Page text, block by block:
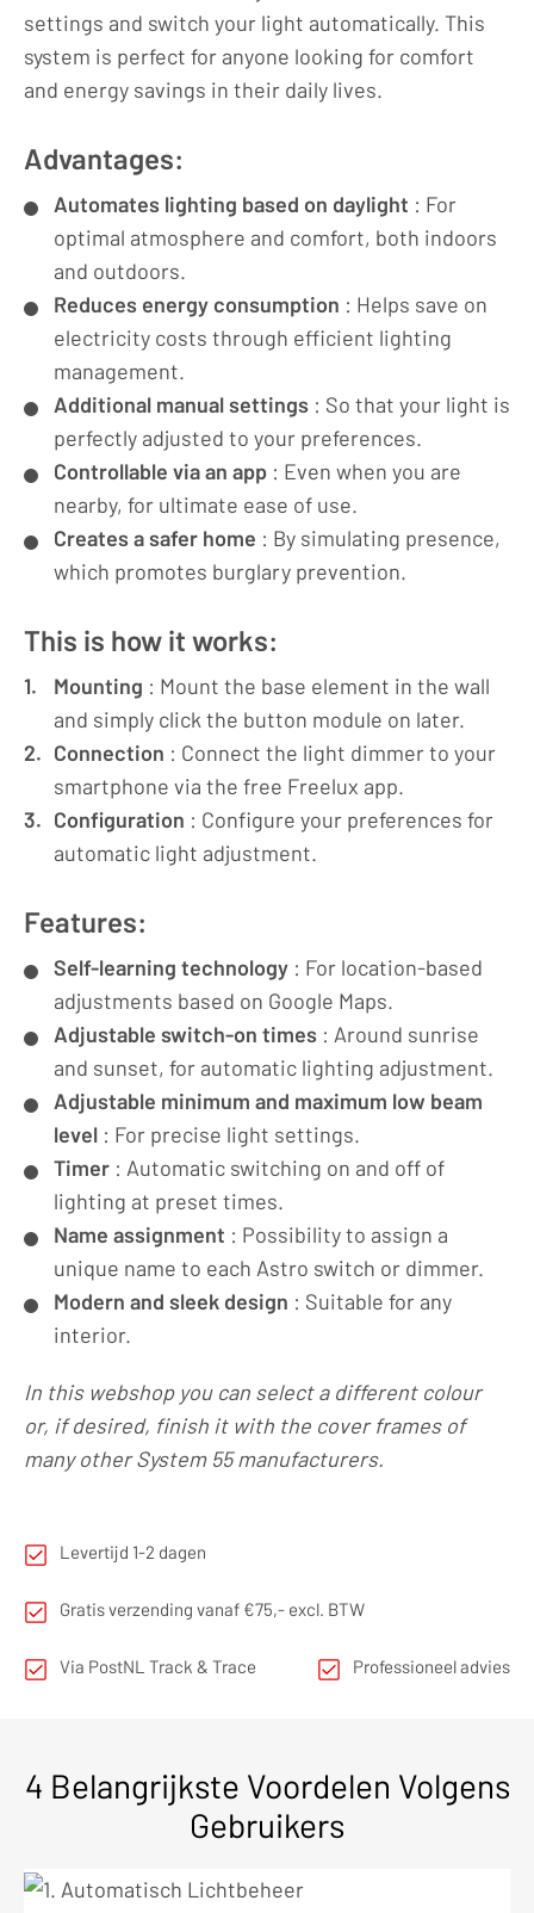
|
230VAC
-
|
Pijlopdruk
9003
aantal
settings and switch your light automatically. This
system is perfect for anyone looking for comfort
and energy savings in their daily lives.
Advantages:
Automates lighting based on daylight : For
optimal atmosphere and comfort, both indoors
and outdoors.
Reduces energy consumption : Helps save on
electricity costs through efficient lighting
management.
Additional manual settings : So that your light is
perfectly adjusted to your preferences.
Controllable via an app : Even when you are
nearby, for ultimate ease of use.
Creates a safer home : By simulating presence,
which promotes burglary prevention.
This is how it works:
Mounting : Mount the base element in the wall
and simply click the button module on later.
Connection : Connect the light dimmer to your
smartphone via the free Freelux app.
Configuration : Configure your preferences for
automatic light adjustment.
Features:
Self-learning technology : For location-based
adjustments based on Google Maps.
Adjustable switch-on times : Around sunrise
and sunset, for automatic lighting adjustment.
Adjustable minimum and maximum low beam
level : For precise light settings.
Timer : Automatic switching on and off of
lighting at preset times.
Name assignment : Possibility to assign a
unique name to each Astro switch or dimmer.
Modern and sleek design : Suitable for any
interior.
In this webshop you can select a different colour
or, if desired, finish it with the cover frames of
many other System 55 manufacturers.
Levertijd 1-2 dagen
Gratis verzending vanaf €75,- excl. BTW
Via PostNL Track & Trace Professioneel advies
4 Belangrijkste Voordelen Volgens
Gebruikers